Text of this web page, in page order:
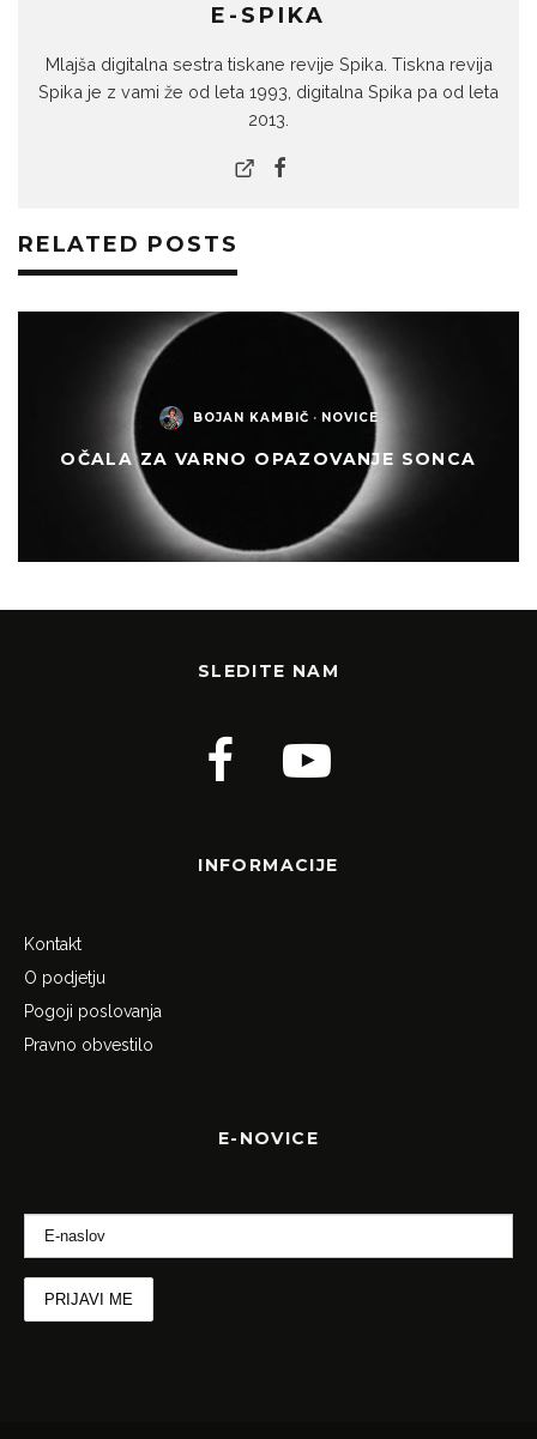
E-SPIKA
Mlajša digitalna sestra tiskane revije Spika. Tiskna revija
Spika je z vami že od leta 1993, digitalna Spika pa od leta
2013.
RELATED POSTS
BOJAN KAMBIČ · NOVICE
OČALA ZA VARNO OPAZOVANJE SONCA
SLEDITE NAM
INFORMACIJE
Kontakt
O podjetju
Pogoji poslovanja
Pravno obvestilo
E-NOVICE